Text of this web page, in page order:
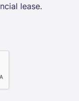
lease.